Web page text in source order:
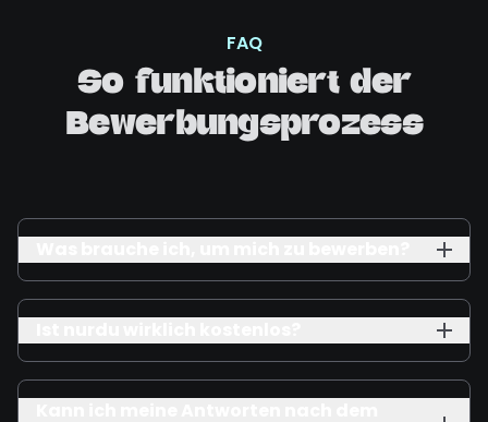
FAQ
So funktioniert der
Bewerbungsprozess